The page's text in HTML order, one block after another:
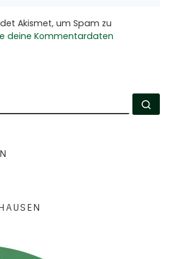
Akismet, um Spam zu
deine Kommentardaten